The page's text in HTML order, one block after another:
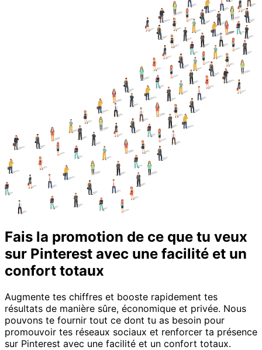
Fais la promotion de ce que tu veux
sur Pinterest avec une facilité et un
confort totaux
Augmente tes chiffres et booste rapidement tes
résultats de manière sûre, économique et privée. Nous
pouvons te fournir tout ce dont tu as besoin pour
promouvoir tes réseaux sociaux et renforcer ta présence
sur Pinterest avec une facilité et un confort totaux.